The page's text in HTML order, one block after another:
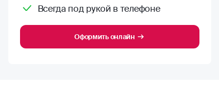
Всегда под рукой в телефоне
Оформить онлайн